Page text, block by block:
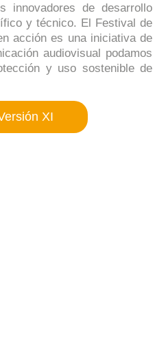
innovadores de desarrollo
y técnico. El Festival de
acción es una iniciativa de
audiovisual podamos
y uso sostenible de
XI